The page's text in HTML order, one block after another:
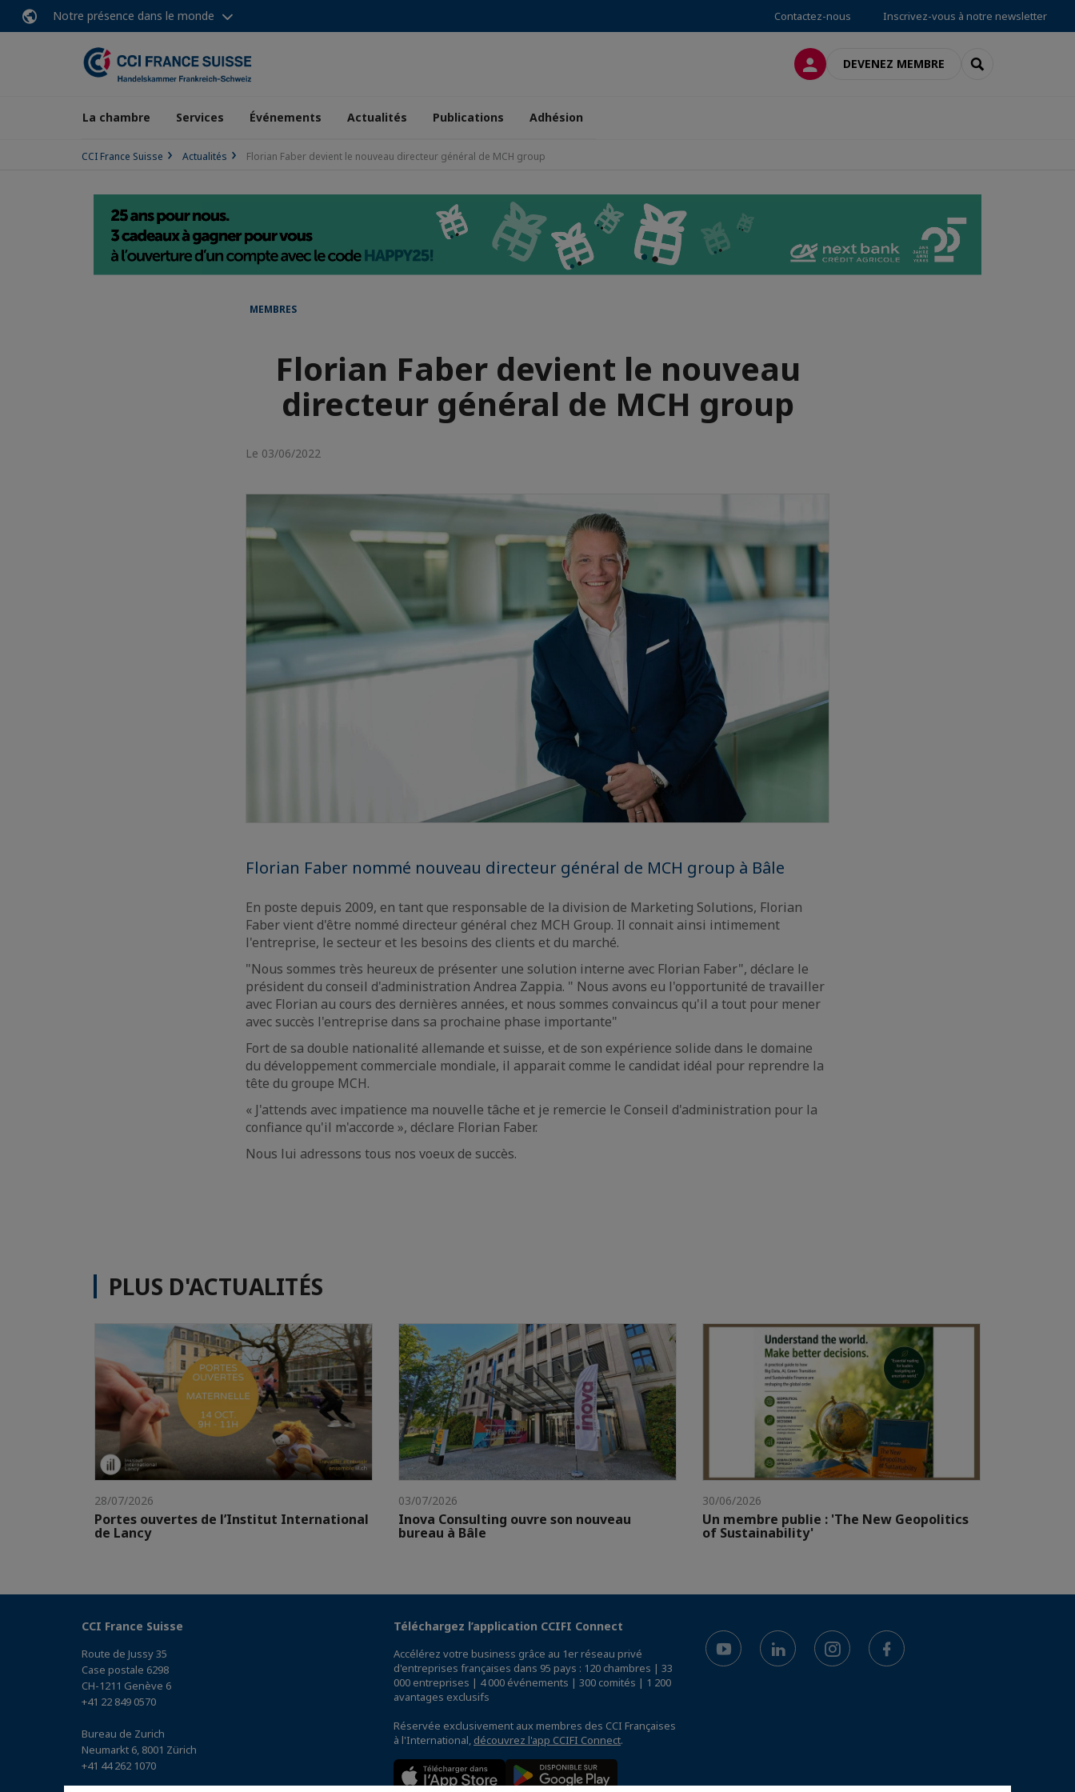
Notre présence dans le monde Contactez-nous Inscrivez-vous à notre newsletter
CONNEXIONDEVENEZ MEMBRE RECHERCHER
La chambre Services Événements Actualités Publications Adhésion
CCI France Suisse Actualités Florian Faber devient le nouveau directeur général de MCH group
MEMBRES
Florian Faber devient le nouveau
directeur général de MCH group
Le 03/06/2022
Florian Faber nommé nouveau directeur général de MCH group à Bâle
En poste depuis 2009, en tant que responsable de la division de Marketing Solutions, Florian
Faber vient d'être nommé directeur général chez MCH Group. Il connait ainsi intimement
l'entreprise, le secteur et les besoins des clients et du marché.
"Nous sommes très heureux de présenter une solution interne avec Florian Faber", déclare le
président du conseil d'administration Andrea Zappia. " Nous avons eu l'opportunité de travailler
avec Florian au cours des dernières années, et nous sommes convaincus qu'il a tout pour mener
avec succès l'entreprise dans sa prochaine phase importante"
Fort de sa double nationalité allemande et suisse, et de son expérience solide dans le domaine
du développement commerciale mondiale, il apparait comme le candidat idéal pour reprendre la
tête du groupe MCH.
« J'attends avec impatience ma nouvelle tâche et je remercie le Conseil d'administration pour la
confiance qu'il m'accorde », déclare Florian Faber.
Nous lui adressons tous nos voeux de succès.
PLUS D'ACTUALITÉS
28/07/2026
Portes ouvertes de l’Institut International
de Lancy
03/07/2026
Inova Consulting ouvre son nouveau
bureau à Bâle
30/06/2026
Un membre publie : 'The New Geopolitics
of Sustainability'
CCI France Suisse
Route de Jussy 35
Case postale 6298
CH-1211 Genève 6
+41 22 849 0570
Bureau de Zurich
Neumarkt 6, 8001 Zürich
+41 44 262 1070
Téléchargez l’application CCIFI Connect
Accélérez votre business grâce au 1er réseau privé
d'entreprises françaises dans 95 pays : 120 chambres | 33
000 entreprises | 4 000 événements | 300 comités | 1 200
avantages exclusifs
Réservée exclusivement aux membres des CCI Françaises
à l'International, découvrez l'app CCIFI Connect.